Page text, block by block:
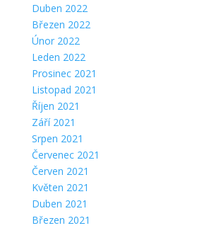
Duben 2022
Březen 2022
Únor 2022
Leden 2022
Prosinec 2021
Listopad 2021
Říjen 2021
Září 2021
Srpen 2021
Červenec 2021
Červen 2021
Květen 2021
Duben 2021
Březen 2021